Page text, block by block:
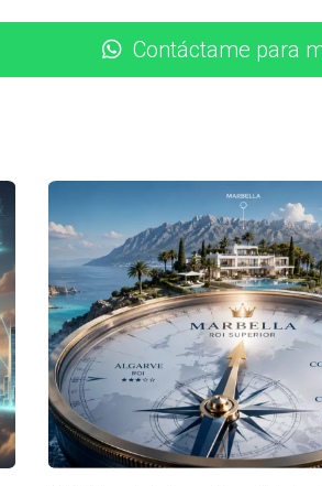
urbanizaciones privadas.
y conocimientos para guiarte, pero
Contáctame para